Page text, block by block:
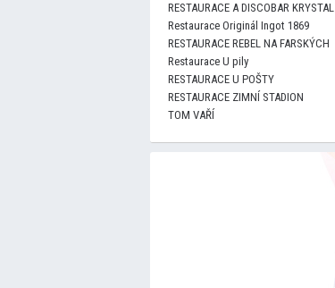
RESTAURACE A DISCOBAR KRYSTAL
Restaurace Originál Ingot 1869
RESTAURACE REBEL NA FARSKÝCH
Restaurace U pily
RESTAURACE U POŠTY
RESTAURACE ZIMNÍ STADION
TOM VAŘÍ